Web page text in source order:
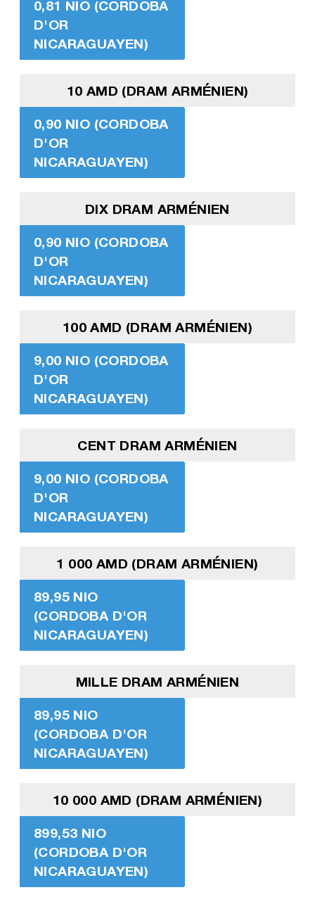
0,81 NIO (CORDOBA
D'OR
NICARAGUAYEN)
10 AMD (DRAM ARMÉNIEN)
0,90 NIO (CORDOBA
D'OR
NICARAGUAYEN)
DIX DRAM ARMÉNIEN
0,90 NIO (CORDOBA
D'OR
NICARAGUAYEN)
100 AMD (DRAM ARMÉNIEN)
9,00 NIO (CORDOBA
D'OR
NICARAGUAYEN)
CENT DRAM ARMÉNIEN
9,00 NIO (CORDOBA
D'OR
NICARAGUAYEN)
1 000 AMD (DRAM ARMÉNIEN)
89,95 NIO
(CORDOBA D'OR
NICARAGUAYEN)
MILLE DRAM ARMÉNIEN
89,95 NIO
(CORDOBA D'OR
NICARAGUAYEN)
10 000 AMD (DRAM ARMÉNIEN)
899,53 NIO
(CORDOBA D'OR
NICARAGUAYEN)